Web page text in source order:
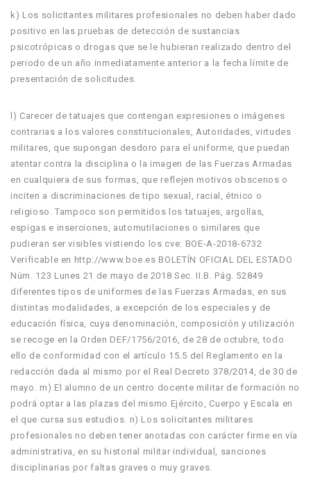
k) Los solicitantes militares profesionales no deben haber dado
positivo en las pruebas de detección de sustancias
psicotrópicas o drogas que se le hubieran realizado dentro del
periodo de un año inmediatamente anterior a la fecha límite de
presentación de solicitudes.
l) Carecer de tatuajes que contengan expresiones o imágenes
contrarias a los valores constitucionales, Autoridades, virtudes
militares, que supongan desdoro para el uniforme, que puedan
atentar contra la disciplina o la imagen de las Fuerzas Armadas
en cualquiera de sus formas, que reflejen motivos obscenos o
inciten a discriminaciones de tipo sexual, racial, étnico o
religioso. Tampoco son permitidos los tatuajes, argollas,
espigas e inserciones, automutilaciones o similares que
pudieran ser visibles vistiendo los cve: BOE-A-2018-6732
Verificable en http://www.boe.es BOLETÍN OFICIAL DEL ESTADO
Núm. 123 Lunes 21 de mayo de 2018 Sec. II.B. Pág. 52849
diferentes tipos de uniformes de las Fuerzas Armadas, en sus
distintas modalidades, a excepción de los especiales y de
educación física, cuya denominación, composición y utilización
se recoge en la Orden DEF/1756/2016, de 28 de octubre, todo
ello de conformidad con el artículo 15.5 del Reglamento en la
redacción dada al mismo por el Real Decreto 378/2014, de 30 de
mayo. m) El alumno de un centro docente militar de formación no
podrá optar a las plazas del mismo Ejército, Cuerpo y Escala en
el que cursa sus estudios. n) Los solicitantes militares
profesionales no deben tener anotadas con carácter firme en vía
administrativa, en su historial militar individual, sanciones
disciplinarias por faltas graves o muy graves.